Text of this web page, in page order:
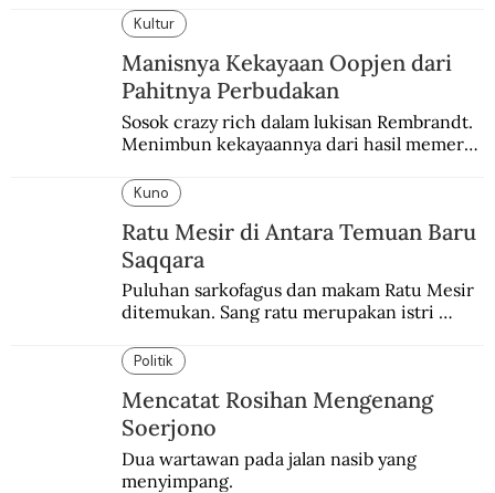
Kultur
Manisnya Kekayaan Oopjen dari
Pahitnya Perbudakan
Sosok crazy rich dalam lukisan Rembrandt.
Menimbun kekayaannya dari hasil memeras
Kuno
Ratu Mesir di Antara Temuan Baru
Saqqara
Puluhan sarkofagus dan makam Ratu Mesir
ditemukan. Sang ratu merupakan istri
sebelumnya keberadaannya tak pernah
diketahui.
Politik
Mencatat Rosihan Mengenang
Soerjono
Dua wartawan pada jalan nasib yang
menyimpang.